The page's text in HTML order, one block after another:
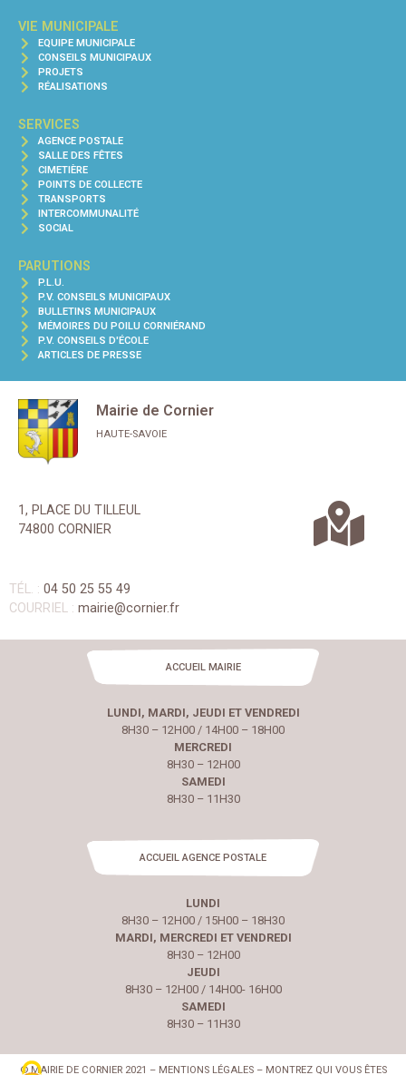
VIE MUNICIPALE
EQUIPE MUNICIPALE
CONSEILS MUNICIPAUX
PROJETS
RÉALISATIONS
SERVICES
AGENCE POSTALE
SALLE DES FÊTES
CIMETIÈRE
POINTS DE COLLECTE
TRANSPORTS
INTERCOMMUNALITÉ
SOCIAL
PARUTIONS
P.L.U.
P.V. CONSEILS MUNICIPAUX
BULLETINS MUNICIPAUX
MÉMOIRES DU POILU CORNIÉRAND
P.V. CONSEILS D'ÉCOLE
ARTICLES DE PRESSE
Mairie de Cornier
HAUTE-SAVOIE
1, PLACE DU TILLEUL
74800 CORNIER
TÉL. : 04 50 25 55 49
COURRIEL : mairie@cornier.fr
ACCUEIL MAIRIE
LUNDI, MARDI, JEUDI ET VENDREDI
8H30 – 12H00 / 14H00 – 18H00
MERCREDI
8H30 – 12H00
SAMEDI
8H30 – 11H30
ACCUEIL AGENCE POSTALE
LUNDI
8H30 – 12H00 / 15H00 – 18H30
MARDI, MERCREDI ET VENDREDI
8H30 – 12H00
JEUDI
8H30 – 12H00 / 14H00- 16H00
SAMEDI
8H30 – 11H30
© MAIRIE DE CORNIER 2021 – MENTIONS LÉGALES – MONTREZ QUI VOUS ÊTES